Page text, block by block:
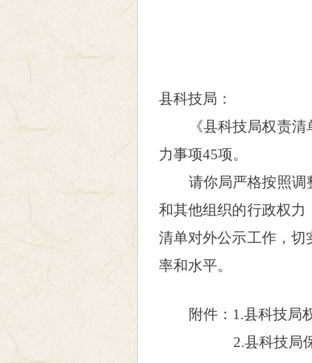
县科技局：
《县科技局权责
力事项45项。
请你局严格按照
和其他组织的行政权
清单对外公示工作，
率和水平。
附件： 1.县科技局
2.县科技局